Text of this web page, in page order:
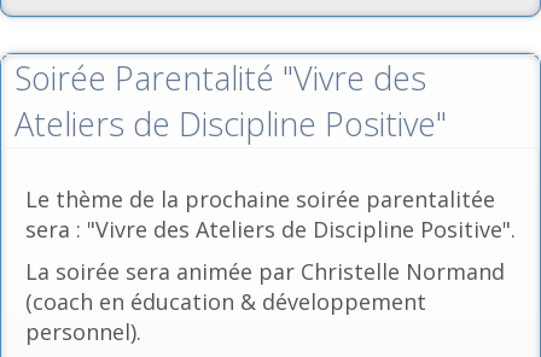
Soirée Parentalité "Vivre des
Ateliers de Discipline Positive"
Le thème de la prochaine soirée parentalitée
sera : "Vivre des Ateliers de Discipline Positive".
La soirée sera animée par Christelle Normand
(coach en éducation & développement
personnel).